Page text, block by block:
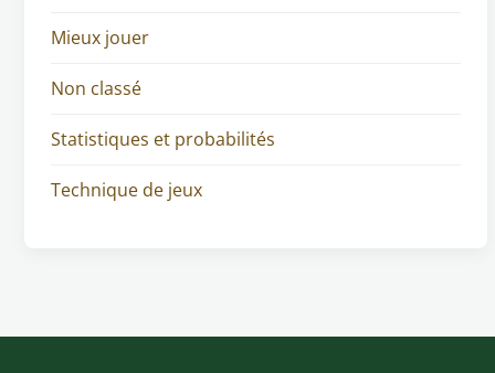
Mieux jouer
Non classé
Statistiques et probabilités
Technique de jeux